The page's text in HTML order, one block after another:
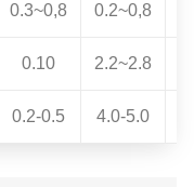
0.3~0,8 0.2~0,8
0.10 2.2~2.8
0.2-0.5 4.0-5.0